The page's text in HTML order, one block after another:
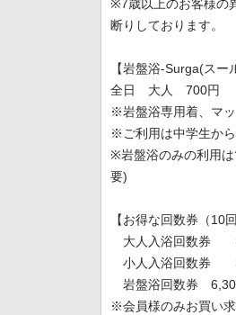
※7歳以上のお客様の
断りしております。
【岩盤浴-Surga(スー
全日 大人 700円
※岩盤浴専用着、マッ
※ご利用は中学生から
※岩盤浴のみの利用
要)
【お得な回数券（10
大人入浴回数券
小人入浴回数券
岩盤浴回数券
※会員様のみお買い求